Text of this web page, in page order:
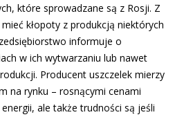
które sprowadzane są z Rosji. Z
kłopoty z produkcją niektórych
informuje o
w ich wytwarzaniu lub nawet
Producent uszczelek mierzy
na rynku – rosnącymi cenami
ale także trudności są jeśli